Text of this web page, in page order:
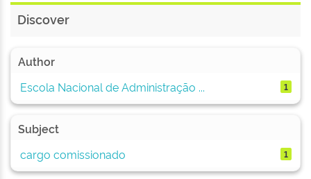
Discover
Author
Escola Nacional de Administração ...
1
Subject
cargo comissionado
1